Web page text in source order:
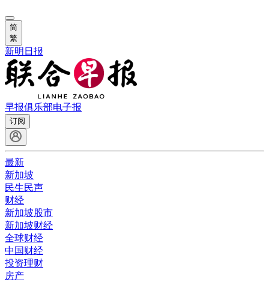
简
繁
新明日报
早报俱乐部电子报
订阅
最新
新加坡
民生民声
财经
新加坡股市
新加坡财经
全球财经
中国财经
投资理财
房产